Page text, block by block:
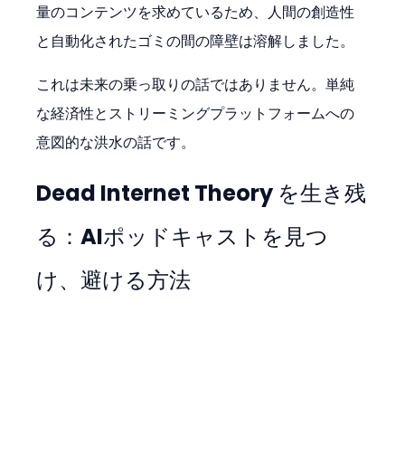
量のコンテンツを求めているため、人間の創造性
と自動化されたゴミの間の障壁は溶解しました。
これは未来の乗っ取りの話ではありません。単純
な経済性とストリーミングプラットフォームへの
意図的な洪水の話です。
Dead Internet Theory を生き残
る：AIポッドキャストを見つ
け、避ける方法